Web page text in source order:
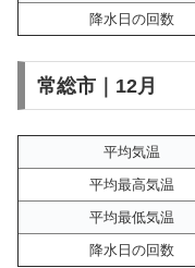
降水日の回数
常総市｜12月
平均気温
平均最高気温
平均最低気温
降水日の回数